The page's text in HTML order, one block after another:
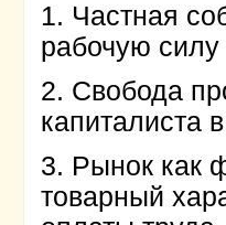
1. Частная
рабочую силу
2. Свобода
капиталиста
3. Рынок как
товарный